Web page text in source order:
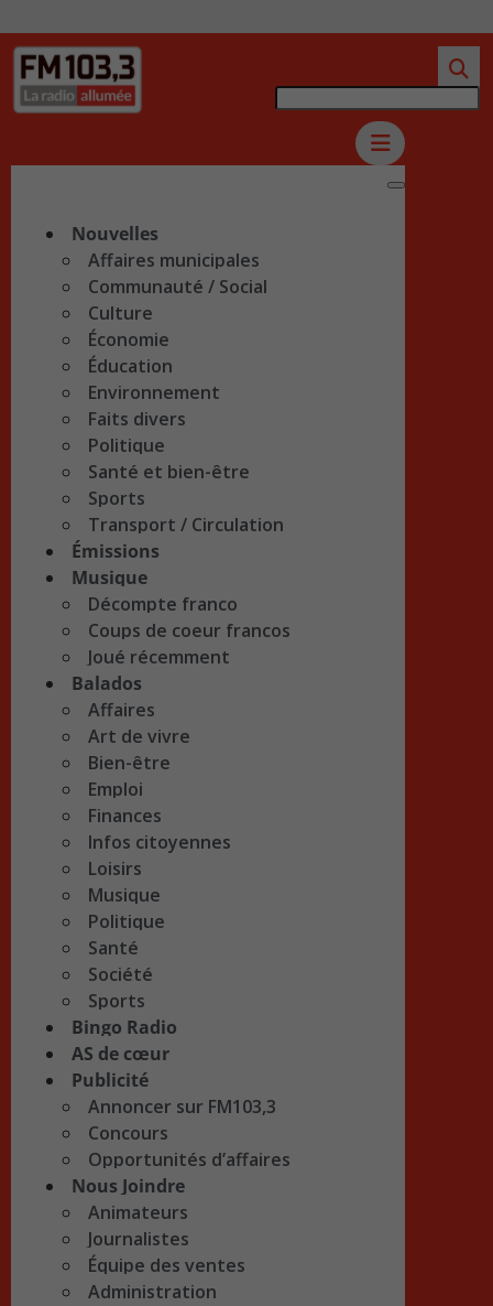
Nouvelles
Affaires municipales
Communauté / Social
Culture
Économie
Éducation
Environnement
Faits divers
Politique
Santé et bien-être
Sports
Transport / Circulation
Émissions
Musique
Décompte franco
Coups de coeur francos
Joué récemment
Balados
Affaires
Art de vivre
Bien-être
Emploi
Finances
Infos citoyennes
Loisirs
Musique
Politique
Santé
Société
Sports
Bingo Radio
AS de cœur
Publicité
Annoncer sur FM103,3
Concours
Opportunités d’affaires
Nous Joindre
Animateurs
Journalistes
Équipe des ventes
Administration